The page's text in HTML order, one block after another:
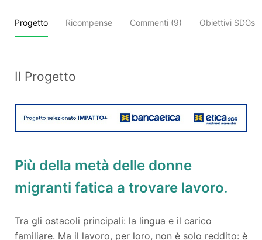
Progetto Ricompense Commenti (9) Obiettivi SDGs
Il Progetto
Più della metà delle donne
migranti fatica a trovare lavoro.
Tra gli ostacoli principali: la lingua e il carico
familiare. Ma il lavoro, per loro, non è solo reddito: è